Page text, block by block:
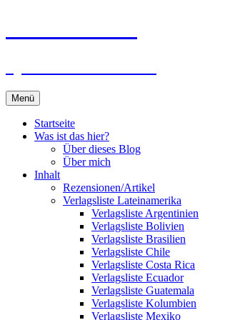
Menü
Startseite
Was ist das hier?
Über dieses Blog
Über mich
Inhalt
Rezensionen/Artikel
Verlagsliste Lateinamerika
Verlagsliste Argentinien
Verlagsliste Bolivien
Verlagsliste Brasilien
Verlagsliste Chile
Verlagsliste Costa Rica
Verlagsliste Ecuador
Verlagsliste Guatemala
Verlagsliste Kolumbien
Verlagsliste Mexiko